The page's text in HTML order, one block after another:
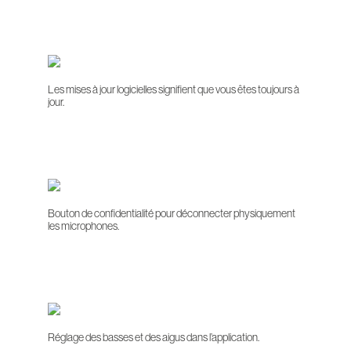
Les mises à jour logicielles signifient que vous êtes toujours à
jour.
Bouton de confidentialité pour déconnecter physiquement
les microphones.
Réglage des basses et des aigus dans l’application.